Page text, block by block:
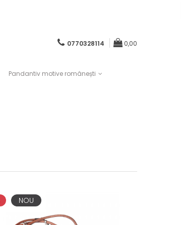
0770328114 0,00
Pandantiv motive românești
NOU